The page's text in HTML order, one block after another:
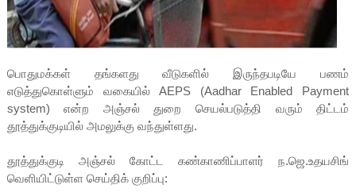
பொதுமக்கள் தங்களது வீடுகளில் இருந்தபடியே பணம்
எடுத்துகொள்ளும் வகையில் AEPS (Aadhar Enabled Payment
system) என்ற அஞ்சல் துறை செயல்படுத்தி வரும் திட்டம்
தூத்துக்குடியில் அமலுக்கு வந்துள்ளது.
தூத்துக்குடி அஞ்சல் கோட்ட கண்காணிப்பாளர் ந.ஜெ.உதயசிங்
வெளியிட்டுள்ள செய்திக் குறிப்பு: